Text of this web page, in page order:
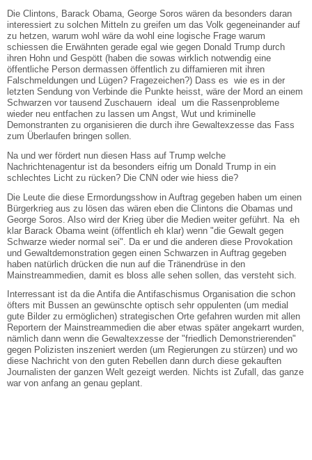
Die Clintons, Barack Obama, George Soros wären da besonders daran
interessiert zu solchen Mitteln zu greifen um das Volk gegeneinander auf
zu hetzen, warum wohl wäre da wohl eine logische Frage warum
schiessen die Erwähnten gerade egal wie gegen Donald Trump durch
ihren Hohn und Gespött (haben die sowas wirklich notwendig eine
öffentliche Person dermassen öffentlich zu diffamieren mit ihren
Falschmeldungen und Lügen? Fragezeichen?) Dass es wie es in der
letzten Sendung von Verbinde die Punkte heisst, wäre der Mord an einem
Schwarzen vor tausend Zuschauern ideal um die Rassenprobleme
wieder neu entfachen zu lassen um Angst, Wut und kriminelle
Demonstranten zu organisieren die durch ihre Gewaltexzesse das Fass
zum Überlaufen bringen sollen.
Na und wer fördert nun diesen Hass auf Trump welche
Nachrichtenagentur ist da besonders eifrig um Donald Trump in ein
schlechtes Licht zu rücken? Die CNN oder wie hiess die?
Die Leute die diese Ermordungsshow in Auftrag gegeben haben um einen
Bürgerkrieg aus zu lösen das wären eben die Clintons die Obamas und
George Soros. Also wird der Krieg über die Medien weiter geführt. Na eh
klar Barack Obama weint (öffentlich eh klar) wenn "die Gewalt gegen
Schwarze wieder normal sei". Da er und die anderen diese Provokation
und Gewaltdemonstration gegen einen Schwarzen in Auftrag gegeben
haben natürlich drücken die nun auf die Tränendrüse in den
Mainstreammedien, damit es bloss alle sehen sollen, das versteht sich.
Interressant ist da die Antifa die Antifaschismus Organisation die schon
öfters mit Bussen an gewünschte optisch sehr oppulenten (um medial
gute Bilder zu ermöglichen) strategischen Orte gefahren wurden mit allen
Reportern der Mainstreammedien die aber etwas später angekarrt wurden,
nämlich dann wenn die Gewaltexzesse der "friedlich Demonstrierenden"
gegen Polizisten inszeniert werden (um Regierungen zu stürzen) und wo
diese Nachricht von den guten Rebellen dann durch diese gekauften
Journalisten der ganzen Welt gezeigt werden. Nichts ist Zufall, das ganze
war von anfang an genau geplant.